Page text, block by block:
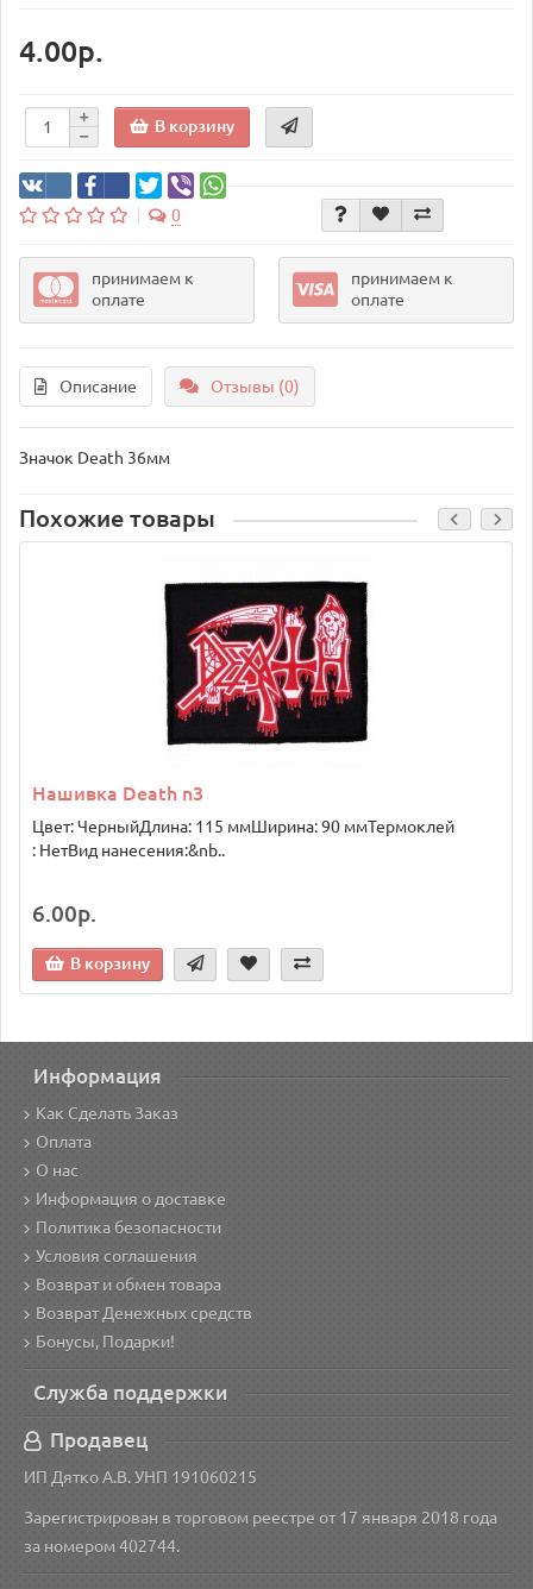
4.00р.
В корзину
0
принимаем к
оплате
принимаем к
оплате
Описание Отзывы (0)
Значок Death 36мм
Похожие товары
Нашивка Death n3
Цвет: ЧерныйДлина: 115 ммШирина: 90 ммТермоклей
: НетВид нанесения:&nb..
6.00р.
В корзину
Информация
Как Сделать Заказ
Оплата
О нас
Информация о доставке
Политика безопасности
Условия соглашения
Возврат и обмен товара
Возврат Денежных средств
Бонусы, Подарки!
Служба поддержки
Продавец
ИП Дятко А.В. УНП 191060215
Зарегистрирован в торговом реестре от 17 января 2018 года
за номером 402744.